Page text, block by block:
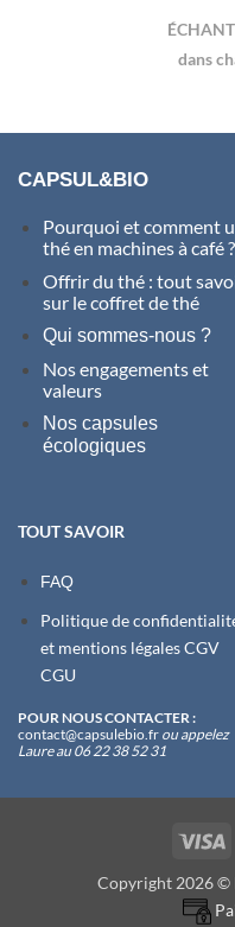
dans
CAPSUL&BIO
Pourquoi et comment
thé en machines à café ?
Offrir du thé : tout
sur le coffret de thé
Qui sommes-nous ?
Nos engagements et
valeurs
Nos capsules
écologiques
TOUT SAVOIR
FAQ
Politique de
et mentions légalesCGV
CGU
POUR NOUS CONTACTER :
contact@capsulebio.fr ou appelez
Laure au 06 22 38 52 31
Copyright 2026 ©